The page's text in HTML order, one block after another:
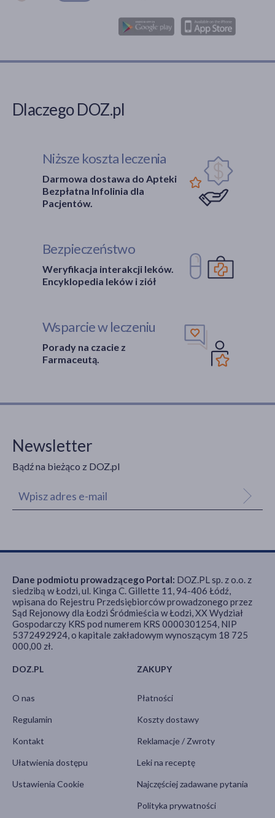
Dlaczego DOZ.pl
Niższe koszta leczenia
Darmowa dostawa do Apteki
Bezpłatna Infolinia dla
Pacjentów.
Bezpieczeństwo
Weryfikacja interakcji leków.
Encyklopedia leków i ziół
Wsparcie w leczeniu
Porady na czacie z
Farmaceutą.
Newsletter
Bądź na bieżąco z DOZ.pl
DOZ.PL
O nas
Regulamin
Kontakt
Ułatwienia dostępu
Ustawienia Cookie
ZAKUPY
Płatności
Koszty dostawy
Reklamacje / Zwroty
Leki na receptę
Najczęściej zadawane pytania
Polityka prywatności
Dane podmiotu prowadzącego Portal: DOZ.PL sp. z o.o. z
siedzibą w Łodzi, ul. Kinga C. Gillette 11, 94-406 Łódź,
wpisana do Rejestru Przedsiębiorców prowadzonego przez
Sąd Rejonowy dla Łodzi Śródmieścia w Łodzi, XX Wydział
Gospodarczy KRS pod numerem KRS 0000301254, NIP
5372492924, o kapitale zakładowym wynoszącym 18 725
000,00 zł.